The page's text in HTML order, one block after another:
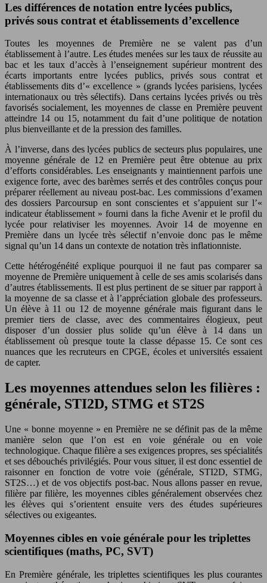
Les différences de notation entre lycées publics,
privés sous contrat et établissements d’excellence
Toutes les moyennes de Première ne se valent pas d’un
établissement à l’autre. Les études menées sur les taux de réussite au
bac et les taux d’accès à l’enseignement supérieur montrent des
écarts importants entre lycées publics, privés sous contrat et
établissements dits d’« excellence » (grands lycées parisiens, lycées
internationaux ou très sélectifs). Dans certains lycées privés ou très
favorisés socialement, les moyennes de classe en Première peuvent
atteindre 14 ou 15, notamment du fait d’une politique de notation
plus bienveillante et de la pression des familles.
À l’inverse, dans des lycées publics de secteurs plus populaires, une
moyenne générale de 12 en Première peut être obtenue au prix
d’efforts considérables. Les enseignants y maintiennent parfois une
exigence forte, avec des barèmes serrés et des contrôles conçus pour
préparer réellement au niveau post-bac. Les commissions d’examen
des dossiers Parcoursup en sont conscientes et s’appuient sur l’«
indicateur établissement » fourni dans la fiche Avenir et le profil du
lycée pour relativiser les moyennes. Avoir 14 de moyenne en
Première dans un lycée très sélectif n’envoie donc pas le même
signal qu’un 14 dans un contexte de notation très inflationniste.
Cette hétérogénéité explique pourquoi il ne faut pas comparer sa
moyenne de Première uniquement à celle de ses amis scolarisés dans
d’autres établissements. Il est plus pertinent de se situer par rapport à
la moyenne de sa classe et à l’appréciation globale des professeurs.
Un élève à 11 ou 12 de moyenne générale mais figurant dans le
premier tiers de classe, avec des commentaires élogieux, peut
disposer d’un dossier plus solide qu’un élève à 14 dans un
établissement où presque toute la classe dépasse 15. Ce sont ces
nuances que les recruteurs en CPGE, écoles et universités essaient
de capter.
Les moyennes attendues selon les filières :
générale, STI2D, STMG et ST2S
Une « bonne moyenne » en Première ne se définit pas de la même
manière selon que l’on est en voie générale ou en voie
technologique. Chaque filière a ses exigences propres, ses spécialités
et ses débouchés privilégiés. Pour vous situer, il est donc essentiel de
raisonner en fonction de votre voie (générale, STI2D, STMG,
ST2S…) et de vos objectifs post-bac. Nous allons passer en revue,
filière par filière, les moyennes cibles généralement observées chez
les élèves qui s’orientent ensuite vers des études supérieures
sélectives ou exigeantes.
Moyennes cibles en voie générale pour les triplettes
scientifiques (maths, PC, SVT)
En Première générale, les triplettes scientifiques les plus courantes